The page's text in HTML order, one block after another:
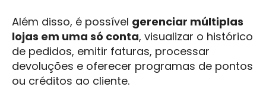
Além disso, é possível gerenciar múltiplas
lojas em uma só conta, visualizar o histórico
de pedidos, emitir faturas, processar
devoluções e oferecer programas de pontos
ou créditos ao cliente.